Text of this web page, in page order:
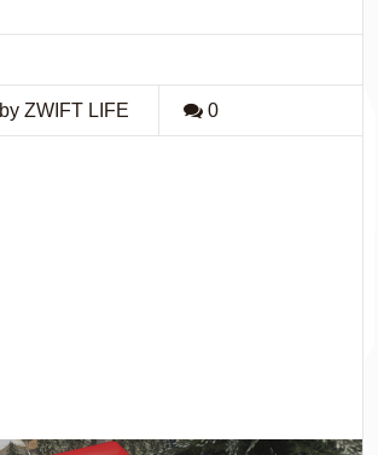
by ZWIFT LIFE 0